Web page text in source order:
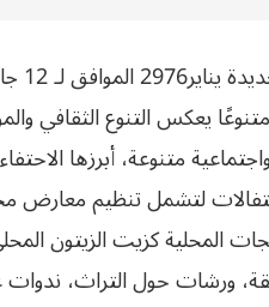
يعكس التنوع الثقافي
متنوعة، أبرزها
لتشمل تنظيم
المحلية كزيت الزيتون
ورشات حول التراث،